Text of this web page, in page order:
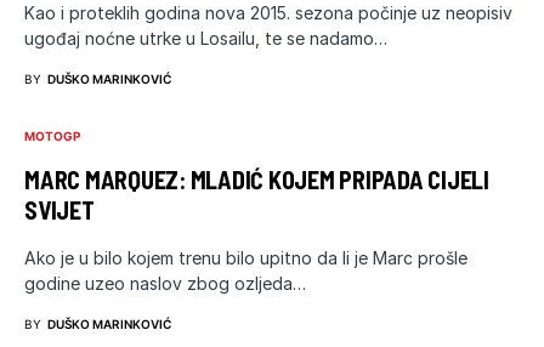
Kao i proteklih godina nova 2015. sezona počinje uz neopisiv
ugođaj noćne utrke u Losailu, te se nadamo…
BY DUŠKO MARINKOVIĆ
MOTOGP
MARC MARQUEZ: MLADIĆ KOJEM PRIPADA CIJELI
SVIJET
Ako je u bilo kojem trenu bilo upitno da li je Marc prošle
godine uzeo naslov zbog ozljeda…
BY DUŠKO MARINKOVIĆ